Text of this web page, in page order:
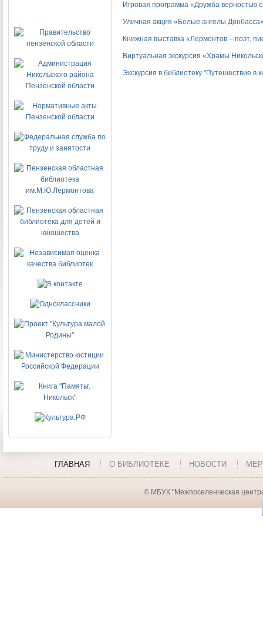
Игровая программа «Дружба верностью
Уличная акция «Белые ангелы
Книжная выставка «Лермонтов – поэт,
Виртуальная экскурсия «Храмы
Экскурсия в библиотеку "Путешествие в
ГЛАВНАЯ О БИБЛИОТЕКЕ НОВОСТИ
© МБУК "Межпоселенческая